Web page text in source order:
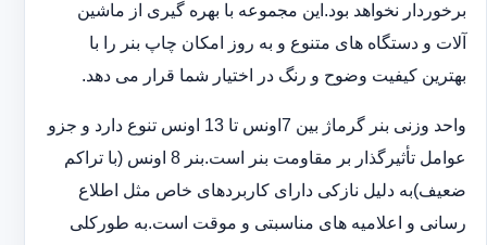
برخوردار ‏نخواهد بود.این مجموعه با بهره گیری از ماشین
آلات و دستگاه های متنوع و به روز امکان چاپ بنر را با
بهترین کیفیت ‏وضوح و رنگ در اختیار شما قرار می دهد.‏‎
واحد وزنی بنر گرماژ بین ‏‎7‎‏اونس تا 13 اونس تنوع دارد و جزو
عوامل تأثیرگذار بر مقاومت بنر است.بنر 8 اونس (با ‏تراکم
ضعیف)به دلیل نازکی دارای کاربردهای خاص مثل اطلاع
رسانی و اعلامیه های مناسبتی و موقت است.به طورکلی